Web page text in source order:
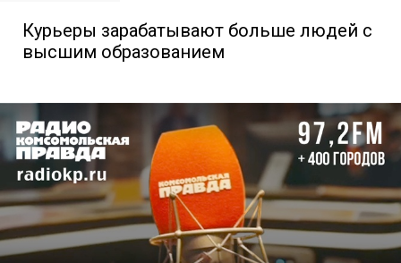
Курьеры зарабатывают больше людей с
высшим образованием